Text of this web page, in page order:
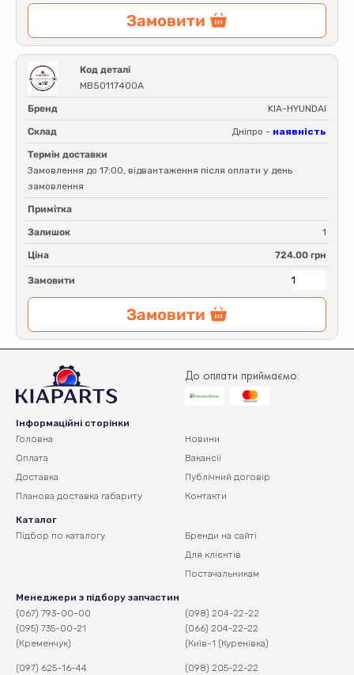
Замовити
Код деталі
MB50117400A
Бренд KIA-HYUNDAI
Склад Дніпро - наявність
Термін доставки
Замовлення до 17:00, відвантаження після оплати у день
замовлення
Примітка
Залишок 1
Ціна 724.00 грн
Замовити
Замовити
До оплати приймаємо:
Інформаційні сторінки
Головна
Оплата
Доставка
Планова доставка габариту
Новини
Вакансії
Публічний договір
Контакти
Каталог
Підбор по каталогу
Бренди на сайті
Для клієнтів
Постачальникам
Менеджери з підбору запчастин
(067) 793-00-00
(095) 735-00-21
(Кременчук)
(097) 625-16-44
(098) 204-22-22
(066) 204-22-22
(Київ-1 (Куренівка)
(098) 205-22-22